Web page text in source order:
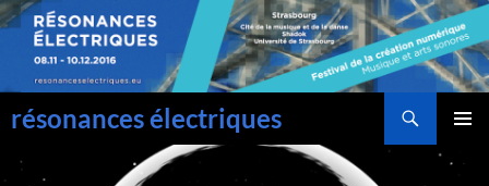
Aller
contenu
résonances électriques
Recherche
principal